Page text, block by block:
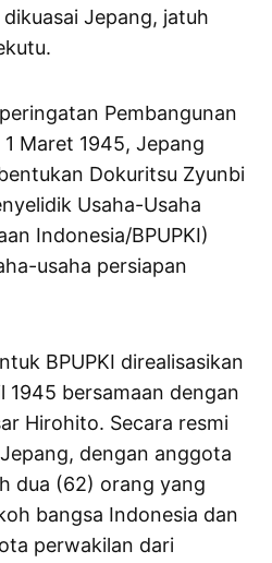
Jepang, jatuh
Pembangunan
Maret 1945, Jepang
Dokuritsu Zyunbi
Usaha-Usaha
Indonesia/BPUPKI)
usaha persiapan
BPUPKI direalisasikan
1945 bersamaan dengan
Hirohito. Secara resmi
dengan anggota
dua (62) orang yang
bangsa Indonesia dan
perwakilan dari